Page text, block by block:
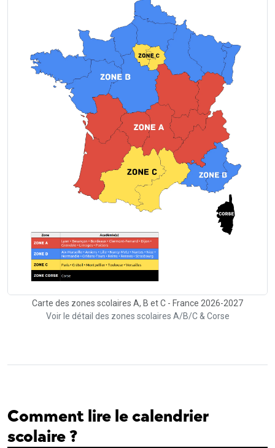
Carte des zones scolaires A, B et C - France 2026-2027
Voir le détail des zones scolaires A/B/C & Corse
Comment lire le calendrier
scolaire ?